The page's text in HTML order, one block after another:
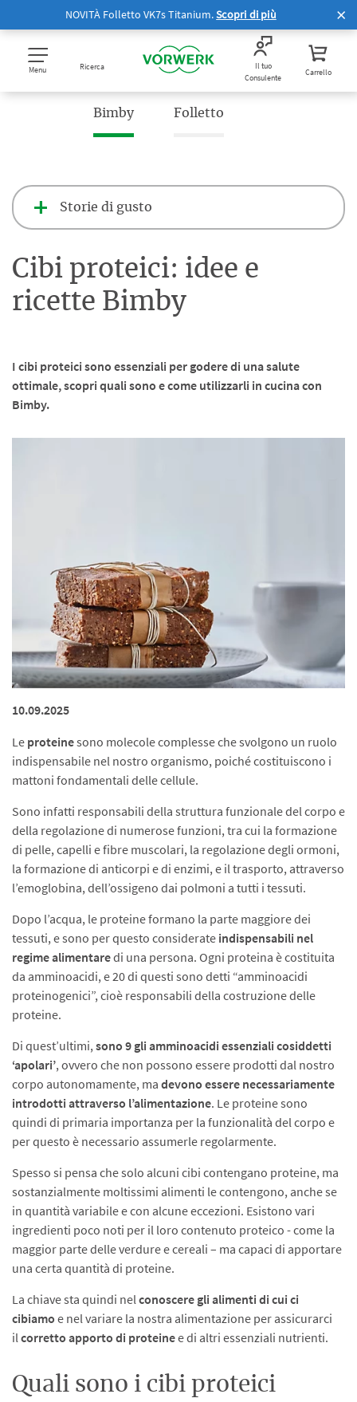
NOVITÀ Folletto VK7s Titanium.Scopri di più
Menu Ricerca
Il tuo
Consulente
Carrello
Bimby Folletto
Storie di gusto
Cibi proteici: idee e
ricette Bimby
I cibi proteici sono essenziali per godere di una salute
ottimale, scopri quali sono e come utilizzarli in cucina con
Bimby.
10.09.2025
Le proteinesono molecole complesse che svolgono un ruolo
indispensabile nel nostro organismo, poiché costituiscono i
mattoni fondamentali delle cellule.
Sono infatti responsabili della struttura funzionale del corpo e
della regolazione di numerose funzioni, tra cui la formazione
di pelle, capelli e fibre muscolari, la regolazione degli ormoni,
la formazione di anticorpi e di enzimi, e il trasporto, attraverso
l’emoglobina, dell’ossigeno dai polmoni a tutti i tessuti.
Dopo l’acqua, le proteine formano la parte maggiore dei
tessuti, e sono per questo considerate indispensabili nel
regime alimentaredi una persona. Ogni proteina è costituita
da amminoacidi, e 20 di questi sono detti “amminoacidi
proteinogenici”, cioè responsabili della costruzione delle
proteine.
Di quest’ultimi, sono 9 gli amminoacidi essenziali cosiddetti
‘apolari’, ovvero che non possono essere prodotti dal nostro
corpo autonomamente, ma devono essere necessariamente
introdotti attraverso l’alimentazione. Le proteine sono
quindi di primaria importanza per la funzionalità del corpo e
per questo è necessario assumerle regolarmente.
Spesso si pensa che solo alcuni cibi contengano proteine, ma
sostanzialmente moltissimi alimenti le contengono, anche se
in quantità variabile e con alcune eccezioni. Esistono vari
ingredienti poco noti per il loro contenuto proteico - come la
maggior parte delle verdure e cereali – ma capaci di apportare
una certa quantità di proteine.
La chiave sta quindi nel conoscere gli alimenti di cui ci
cibiamo e nel variare la nostra alimentazione per assicurarci
il corretto apporto di proteinee di altri essenziali nutrienti.
Quali sono i cibi proteici